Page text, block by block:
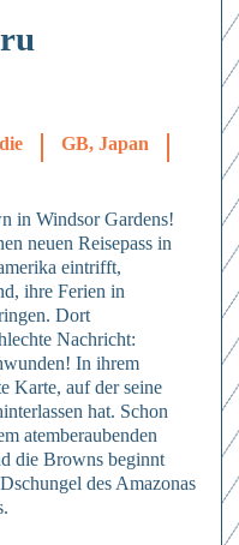
GB, Japan
in Windsor Gardens!
neuen Reisepass in
eintrifft,
ihre Ferien in
Dort
Nachricht:
In ihrem
Karte, auf der seine
hat. Schon
atemberaubenden
die Browns beginnt
des Amazonas
lassen